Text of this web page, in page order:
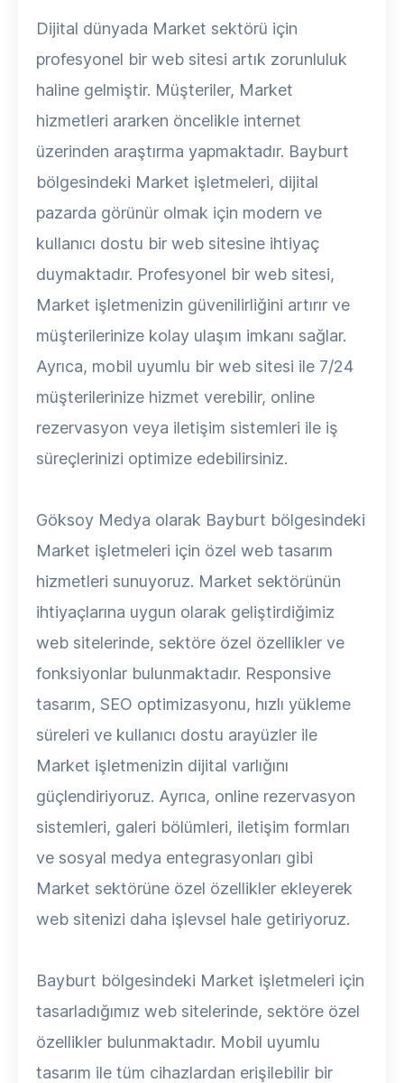
Dijital dünyada Market sektörü için
profesyonel bir web sitesi artık zorunluluk
haline gelmiştir. Müşteriler, Market
hizmetleri ararken öncelikle internet
üzerinden araştırma yapmaktadır. Bayburt
bölgesindeki Market işletmeleri, dijital
pazarda görünür olmak için modern ve
kullanıcı dostu bir web sitesine ihtiyaç
duymaktadır. Profesyonel bir web sitesi,
Market işletmenizin güvenilirliğini artırır ve
müşterilerinize kolay ulaşım imkanı sağlar.
Ayrıca, mobil uyumlu bir web sitesi ile 7/24
müşterilerinize hizmet verebilir, online
rezervasyon veya iletişim sistemleri ile iş
süreçlerinizi optimize edebilirsiniz.
Göksoy Medya olarak Bayburt bölgesindeki
Market işletmeleri için özel web tasarım
hizmetleri sunuyoruz. Market sektörünün
ihtiyaçlarına uygun olarak geliştirdiğimiz
web sitelerinde, sektöre özel özellikler ve
fonksiyonlar bulunmaktadır. Responsive
tasarım, SEO optimizasyonu, hızlı yükleme
süreleri ve kullanıcı dostu arayüzler ile
Market işletmenizin dijital varlığını
güçlendiriyoruz. Ayrıca, online rezervasyon
sistemleri, galeri bölümleri, iletişim formları
ve sosyal medya entegrasyonları gibi
Market sektörüne özel özellikler ekleyerek
web sitenizi daha işlevsel hale getiriyoruz.
Bayburt bölgesindeki Market işletmeleri için
tasarladığımız web sitelerinde, sektöre özel
özellikler bulunmaktadır. Mobil uyumlu
tasarım ile tüm cihazlardan erişilebilir bir